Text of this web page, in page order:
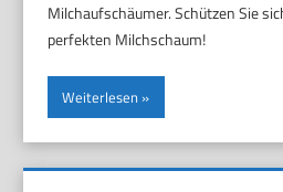
Milchaufschäumer. Schützen Sie
perfekten Milchschaum!
Weiterlesen